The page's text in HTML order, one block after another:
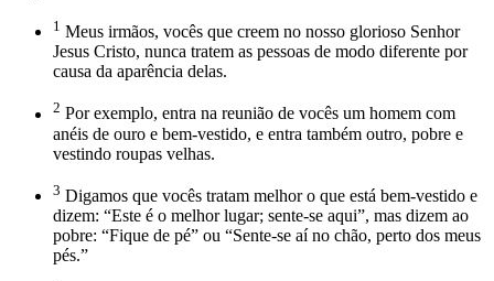
1 Meus irmãos, vocês que creem no nosso glorioso Senhor
Jesus Cristo, nunca tratem as pessoas de modo diferente por
causa da aparência delas.
2 Por exemplo, entra na reunião de vocês um homem com
anéis de ouro e bem-vestido, e entra também outro, pobre e
vestindo roupas velhas.
3 Digamos que vocês tratam melhor o que está bem-vestido e
dizem: “Este é o melhor lugar; sente-se aqui”, mas dizem ao
pobre: “Fique de pé” ou “Sente-se aí no chão, perto dos meus
pés.”